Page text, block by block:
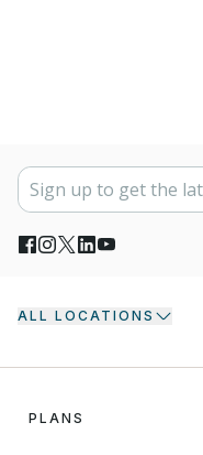
ALL LOCATIONS
PLANS